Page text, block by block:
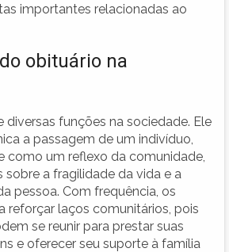
importantes relacionadas ao
obituário na
diversas funções na sociedade. Ele
a passagem de um indivíduo,
como um reflexo da comunidade,
a fragilidade da vida e a
pessoa. Com frequência, os
reforçar laços comunitários, pois
se reunir para prestar suas
e oferecer seu suporte à família